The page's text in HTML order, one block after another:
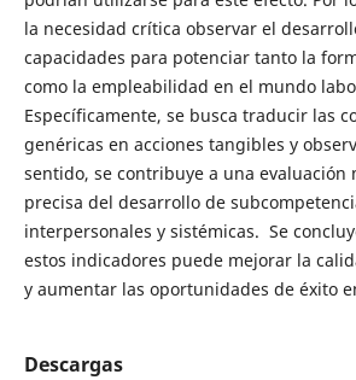
la necesidad crítica observar el
capacidades para potenciar tanto la
como la empleabilidad en el mundo
Específicamente, se busca traducir las
genéricas en acciones tangibles y
sentido, se contribuye a una evaluación
precisa del desarrollo de
interpersonales y sistémicas. Se
estos indicadores puede mejorar la
y aumentar las oportunidades de éxito
Descargas